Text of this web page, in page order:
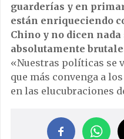
guarderías y en
están enriqueciendo
Chino y no dicen
absolutamente
«Nuestras políticas se
que más convenga a
en las elucubraciones